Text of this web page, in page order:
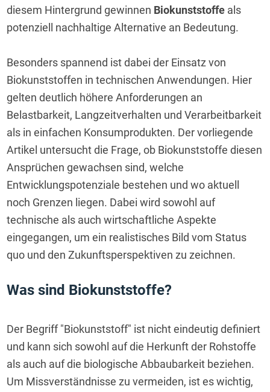
diesem Hintergrund gewinnen Biokunststoffe als
potenziell nachhaltige Alternative an Bedeutung.
Besonders spannend ist dabei der Einsatz von
Biokunststoffen in technischen Anwendungen. Hier
gelten deutlich höhere Anforderungen an
Belastbarkeit, Langzeitverhalten und Verarbeitbarkeit
als in einfachen Konsumprodukten. Der vorliegende
Artikel untersucht die Frage, ob Biokunststoffe diesen
Ansprüchen gewachsen sind, welche
Entwicklungspotenziale bestehen und wo aktuell
noch Grenzen liegen. Dabei wird sowohl auf
technische als auch wirtschaftliche Aspekte
eingegangen, um ein realistisches Bild vom Status
quo und den Zukunftsperspektiven zu zeichnen.
Was sind Biokunststoffe?
Der Begriff "Biokunststoff" ist nicht eindeutig definiert
und kann sich sowohl auf die Herkunft der Rohstoffe
als auch auf die biologische Abbaubarkeit beziehen.
Um Missverständnisse zu vermeiden, ist es wichtig,